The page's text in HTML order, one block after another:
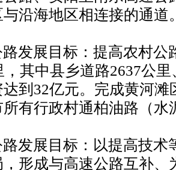
沿海地区相连接的通道
展目标：提高农村公
，其中县乡道路2637公
到32亿元。完成黄河
有行政村通柏油路（水
展目标：以提高技术
形成与高速公路互补、